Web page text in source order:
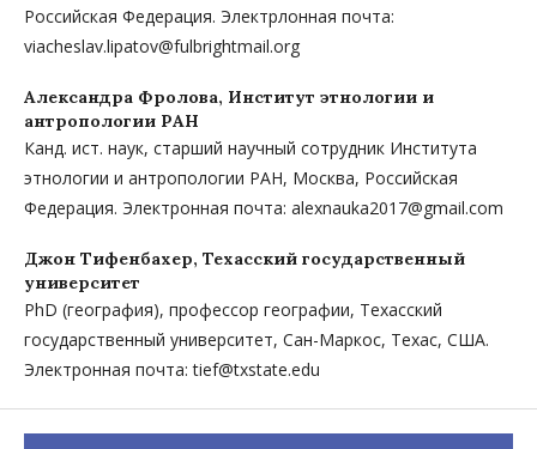
Российская Федерация. Электрлонная почта:
viacheslav.lipatov@fulbrightmail.org
Александра Фролова, Институт этнологии и
антропологии РАН
Канд. ист. наук, старший научный сотрудник Института
этнологии и антропологии РАН, Москва, Российская
Федерация. Электронная почта: alexnauka2017@gmail.com
Джон Тифенбахер, Техасский государственный
университет
PhD (география), профессор географии, Техасский
государственный университет, Сан-Маркос, Техас, США.
Электронная почта: tief@txstate.edu